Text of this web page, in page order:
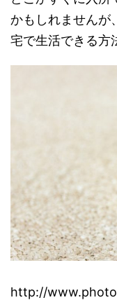
かもしれませんが
宅で生活できる方
http://